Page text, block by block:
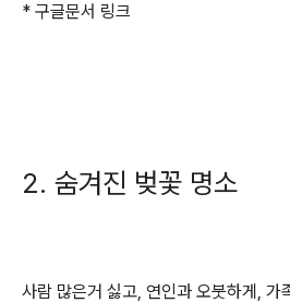
* 구글문서 링크
2. 숨겨진 벚꽃 명소
사람 많은거 싫고, 연인과 오붓하게, 가